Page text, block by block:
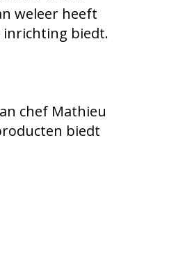
weleer heeft
inrichting biedt.
chef Mathieu
biedt